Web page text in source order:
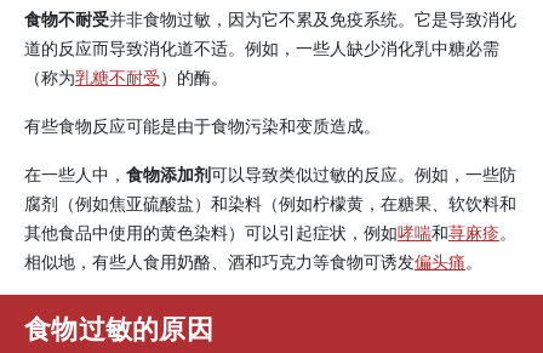
食物不耐受并非食物过敏，因为它不累及免疫系统。它是导致消化
道的反应而导致消化道不适。例如，一些人缺少消化乳中糖必需
（称为乳糖不耐受）的酶。
有些食物反应可能是由于食物污染和变质造成。
在一些人中， 食物添加剂可以导致类似过敏的反应。例如，一些防
腐剂（例如焦亚硫酸盐）和染料（例如柠檬黄，在糖果、软饮料和
其他食品中使用的黄色染料）可以引起症状，例如哮喘和荨麻疹。
相似地，有些人食用奶酪、酒和巧克力等食物可诱发偏头痛。
食物过敏的原因